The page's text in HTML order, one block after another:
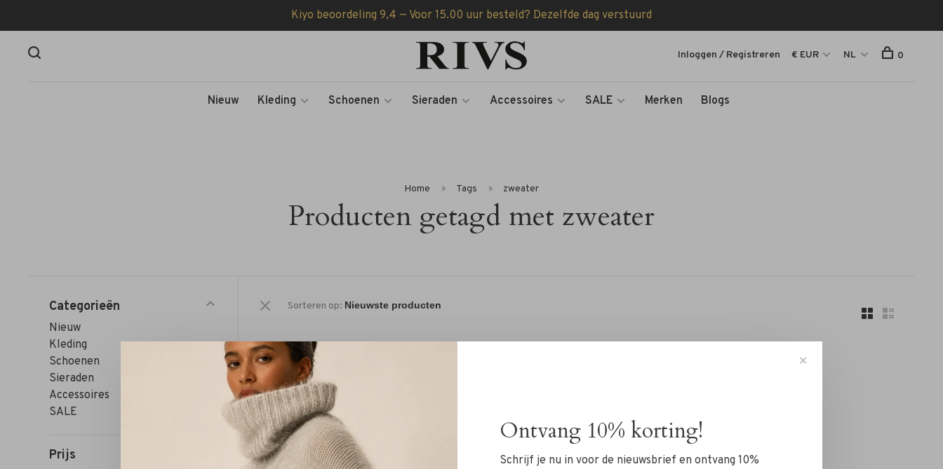
Kiyo beoordeling 9,4 — Voor 15.00 uur besteld? Dezelfde dag verstuurd
Nieuw Kleding Schoenen Sieraden Accessoires SALE Merken Blogs
Inloggen / Registreren € EUR NL 0
Home Tags zweater
Producten getagd met zweater
Categorieën
Nieuw
Kleding
Schoenen
Sieraden
Accessoires
SALE
Prijs
Sorteren op:
Geen producten gevonden!...
✕
Ontvang 10% korting!
Schrijf je nu in voor de nieuwsbrief en ontvang 10%